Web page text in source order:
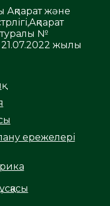
Ақпарат және
туралы №
21.07.2022 жылы
ережелері